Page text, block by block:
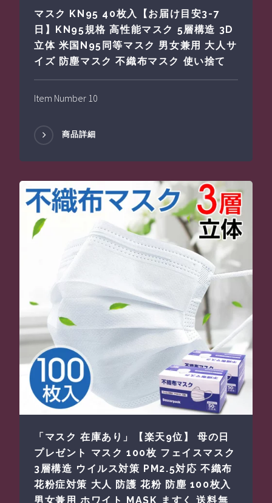
マスク KN95 40枚入【お届け目安3-7
日】KN95規格 高性能マスク 5層構造 3D
立体 米国N95同等マスク 男女兼用 大人サ
イズ 防塵マスク 不織布マスク 使い捨て
Item Number 10
商品詳細
「マスク 在庫あり」【楽天9位】 母の日
プレゼント マスク 100枚 フェイスマスク
3層構造 ウイルス対策 PM2.5対応 不織布
花粉症対策 大人 防護 花粉 防塵 100枚入
男女兼用 ホワイト MASK ますく 送料無